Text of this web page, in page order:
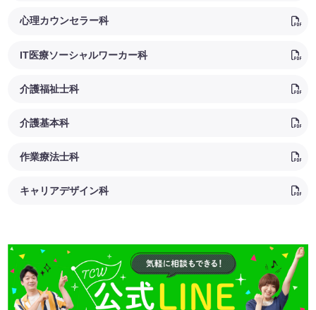
心理カウンセラー科
IT医療ソーシャルワーカー科
介護福祉士科
介護基本科
作業療法士科
キャリアデザイン科